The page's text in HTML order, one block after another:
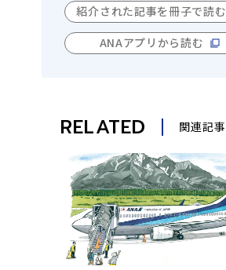
紹介された記事を冊子で読む
ANAアプリから読む
RELATED 関連記事